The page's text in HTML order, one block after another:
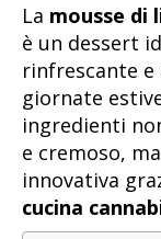
La mousse di
è un dessert
rinfrescante e
giornate
ingredienti
e cremoso,
innovativa
cucina